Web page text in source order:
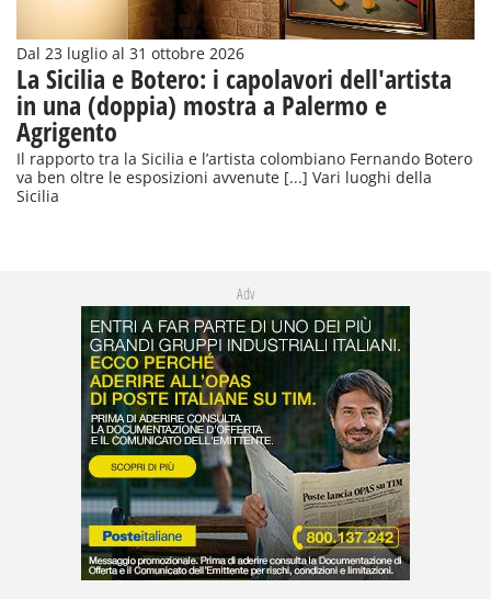
Dal 23 luglio al 31 ottobre 2026
La Sicilia e Botero: i capolavori dell'artista
in una (doppia) mostra a Palermo e
Agrigento
Il rapporto tra la Sicilia e l’artista colombiano Fernando Botero
va ben oltre le esposizioni avvenute [...] Vari luoghi della
Sicilia
Adv